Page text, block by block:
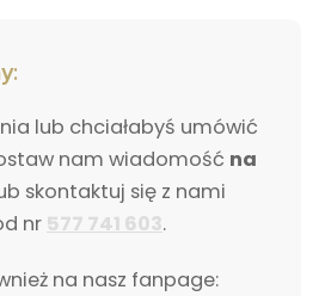
lub chciałabyś umówić
nam wiadomość na
skontaktuj się z nami
nr 577 741 603.
na nasz fanpage: